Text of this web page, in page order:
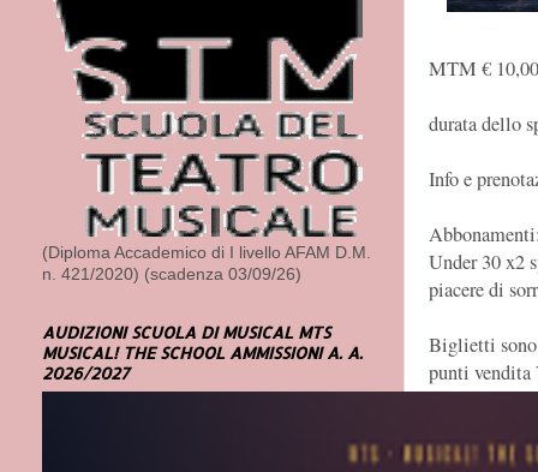
MTM €
durata dello
Info e
Under 30 x2
piacere di
Biglietti
punti
prevendita e
(Diploma Accademico di I livello AFAM D.M.
n. 421/2020) (scadenza 03/09/26)
AUDIZIONI SCUOLA DI MUSICAL MTS
MUSICAL! THE SCHOOL AMMISSIONI A. A.
2026/2027